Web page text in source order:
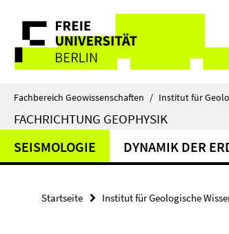
direkt
Inhalt
Service-
Navigation
Fachbereich Geowissenschaften / Institut für
FACHRICHTUNG GEOPHYSIK
SEISMOLOGIE DYNAMIK DER
Startseite Institut für Geologische